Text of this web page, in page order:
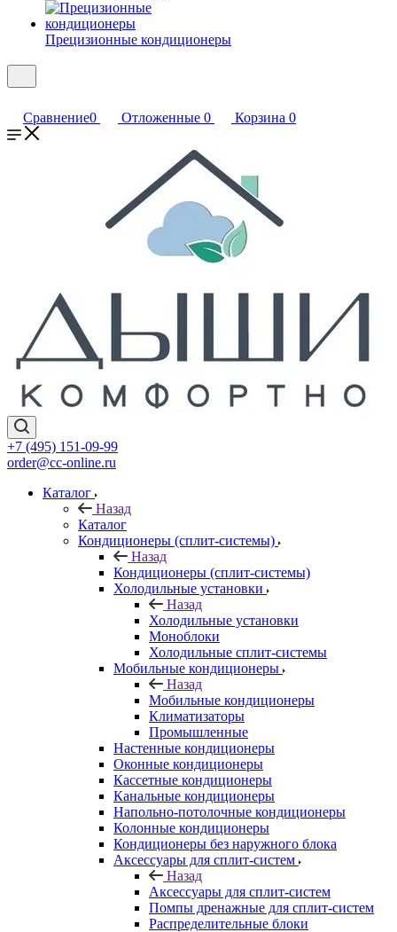
Прецизионные кондиционеры
Сравнение0 Отложенные 0 Корзина 0
+7 (495) 151-09-99
order@cc-online.ru
Каталог
Назад
Каталог
Кондиционеры (сплит-системы)
Назад
Кондиционеры (сплит-системы)
Холодильные установки
Назад
Холодильные установки
Моноблоки
Холодильные сплит-системы
Мобильные кондиционеры
Назад
Мобильные кондиционеры
Климатизаторы
Промышленные
Настенные кондиционеры
Оконные кондиционеры
Кассетные кондиционеры
Канальные кондиционеры
Напольно-потолочные кондиционеры
Колонные кондиционеры
Кондиционеры без наружного блока
Аксессуары для сплит-систем
Назад
Аксессуары для сплит-систем
Помпы дренажные для сплит-систем
Распределительные блоки